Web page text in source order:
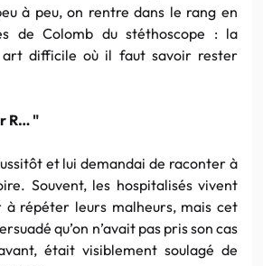
à peu, on rentre dans le rang en
de Colomb du stéthoscope : la
art difficile où il faut savoir rester
R… "
et lui demandai de raconter à
Souvent, les hospitalisés vivent
à répéter leurs malheurs, mais cet
qu’on n’avait pas pris son cas
était visiblement soulagé de